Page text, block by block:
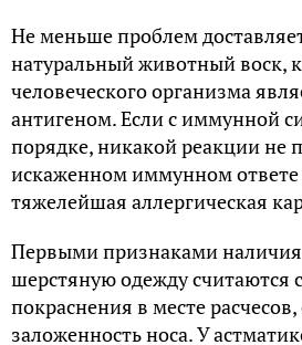
Не меньше проблем
натуральный животный воск,
человеческого организма
антигеном. Если с иммунной
порядке, никакой реакции не
искаженном иммунном ответе
тяжелейшая аллергическая
Первыми признаками наличия
шерстяную одежду считаются
покраснения в месте
заложенность носа. У